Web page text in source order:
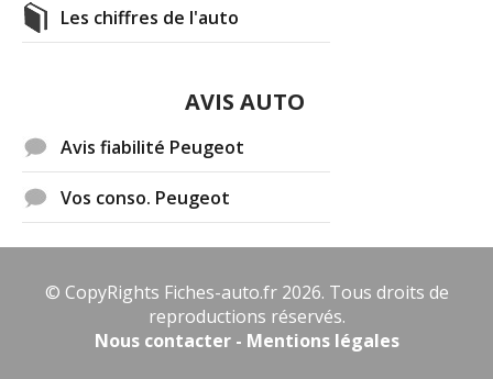
Les chiffres de l'auto
AVIS AUTO
Avis fiabilité Peugeot
Vos conso. Peugeot
© CopyRights Fiches-auto.fr 2026. Tous droits de
reproductions réservés.
Nous contacter - Mentions légales